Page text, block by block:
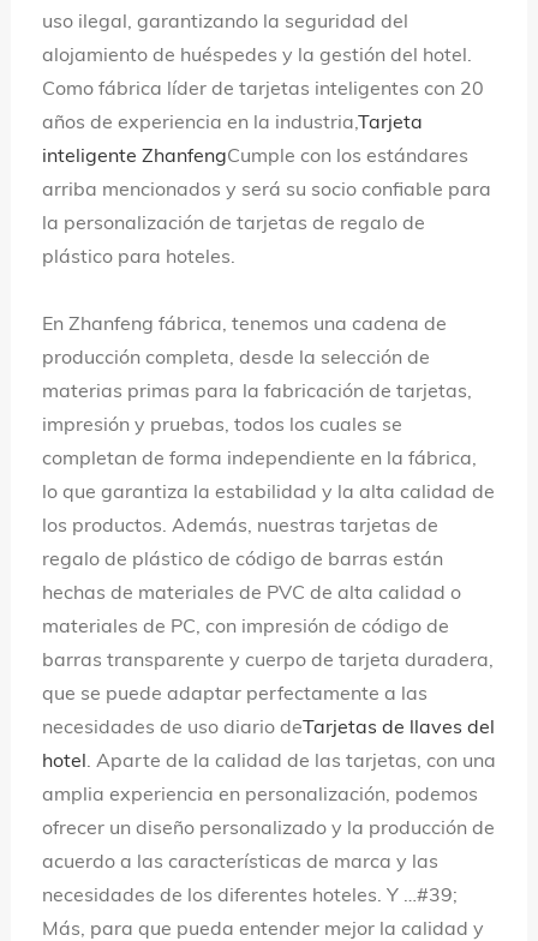
uso ilegal, garantizando la seguridad del
alojamiento de huéspedes y la gestión del hotel.
Como fábrica líder de tarjetas inteligentes con 20
años de experiencia en la industria, Tarjeta
inteligente ZhanfengCumple con los estándares
arriba mencionados y será su socio confiable para
la personalización de tarjetas de regalo de
plástico para hoteles.
En Zhanfeng fábrica, tenemos una cadena de
producción completa, desde la selección de
materias primas para la fabricación de tarjetas,
impresión y pruebas, todos los cuales se
completan de forma independiente en la fábrica,
lo que garantiza la estabilidad y la alta calidad de
los productos. Además, nuestras tarjetas de
regalo de plástico de código de barras están
hechas de materiales de PVC de alta calidad o
materiales de PC, con impresión de código de
barras transparente y cuerpo de tarjeta duradera,
que se puede adaptar perfectamente a las
necesidades de uso diario deTarjetas de llaves del
hotel . Aparte de la calidad de las tarjetas, con una
amplia experiencia en personalización, podemos
ofrecer un diseño personalizado y la producción de
acuerdo a las características de marca y las
necesidades de los diferentes hoteles. Y …#39;
Más, para que pueda entender mejor la calidad y